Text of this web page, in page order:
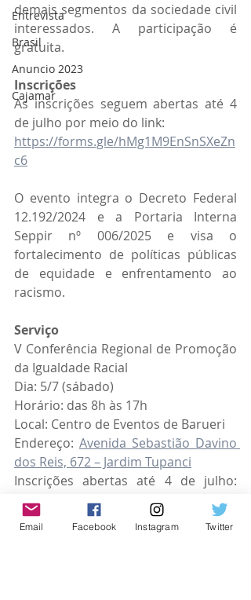
Entrevista
Brasil
Anuncio 2023
Cajamar
demais segmentos da sociedade civil
interessados. A participação é
gratuita.
Inscrições
As inscrições seguem abertas até 4
de julho por meio do link:
https://forms.gle/hMg1M9EnSnSXeZn
c6
O evento integra o Decreto Federal
12.192/2024 e a Portaria Interna
Seppir nº 006/2025 e visa o
fortalecimento de políticas públicas
de equidade e enfrentamento ao
racismo.
Serviço
V Conferência Regional de Promoção
da Igualdade Racial
Dia: 5/7 (sábado)
Horário: das 8h às 17h
Local: Centro de Eventos de Barueri
Endereço: Avenida Sebastião Davino
dos Reis, 672 – Jardim Tupanci
Inscrições abertas até 4 de julho:
https:
forms.gle/hMg1M9EnSnSXeZnc
Email Facebook Instagram Twitter